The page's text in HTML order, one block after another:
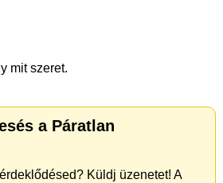
mit szeret.
a Páratlan
Küldj üzenetet! A